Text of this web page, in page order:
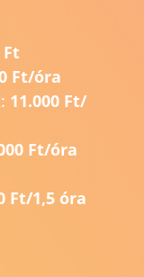
Ft
Ft/óra
11.000 Ft/
00 Ft/óra
Ft/1,5 óra